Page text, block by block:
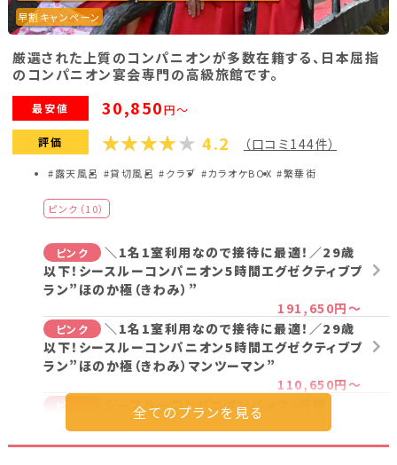
早割キャンペーン
厳選された上質のコンパニオンが多数在籍する、日本屈指
のコンパニオン宴会専門の高級旅館です。
最安値 30,850円～
評価 4.2 （口コミ144件）
#露天風呂 #貸切風呂 #クラブ #カラオケBOX #繁華街
ピンク（10）
ピンク
＼1名1室利用なので接待に最適！／29歳
以下！シースルーコンパニオン5時間エグゼクティブプ
ラン”ほのか極（きわみ）”
191,650円～
ピンク
＼1名1室利用なので接待に最適！／29歳
以下！シースルーコンパニオン5時間エグゼクティブプ
ラン”ほのか極（きわみ）マンツーマン”
110,650円～
ピンク
シースルーコンパニオンパック4時間
30,850円～